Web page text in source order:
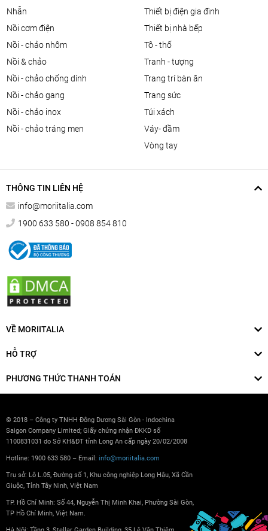
nhẫn
nồi cơm điện
nồi - chảo nhôm
nồi & chảo
nồi - chảo chống dính
nồi - chảo gang
nồi - chảo inox
nồi - chảo tráng men
thiết bị điện gia đình
thiết bị nhà bếp
tô - thố
tranh - tượng
trang trí bàn ăn
trang sức
túi xách
váy- đầm
vòng tay
THÔNG TIN LIÊN HỆ
info@moriitalia.com
1900 633 580 - 0908 854 810
VỀ MORIITALIA
HỖ TRỢ
PHƯƠNG THỨC THANH TOÁN
© 2018 – Công ty TNHH Đông Dương Sài Gòn - Indochina
Saigon Company Limited; Giấy chứng nhận ĐKKD số
1100831031 do Sở KH&ĐT tỉnh Long An cấp ngày 20/02/2008
Hotline: 1900 633 580 – Email: info@moriitalia.com
Trụ sở: Lô L.05, Đường số 1, Khu công nghiệp Long Hậu, Xã Cần
Giuộc, Tỉnh Tây Ninh, Việt Nam
TP. Hồ Chí Minh: Số 44, Nguyễn Thị Minh Khai, Phường Sài Gòn,
TP Hồ Chí Minh, Việt Nam.